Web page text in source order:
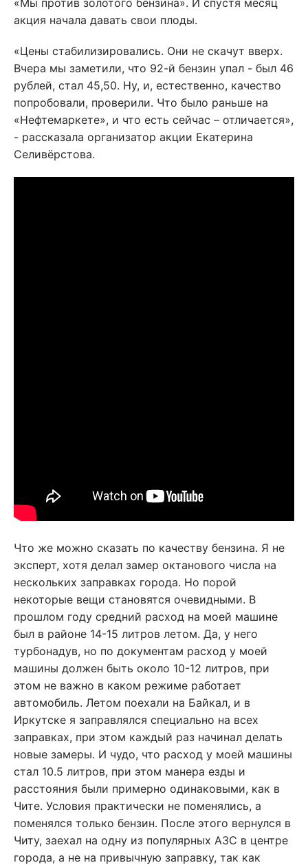
«Мы против золотого бензина». И спустя месяц
акция начала давать свои плоды.
«Цены стабилизировались. Они не скачут вверх.
Вчера мы заметили, что 92-й бензин упал - был 46
рублей, стал 45,50. Ну, и, естественно, качество
попробовали, проверили. Что было раньше на
«Нефтемаркете», и что есть сейчас – отличается»,
- рассказала организатор акции Екатерина
Селивёрстова.
Что же можно сказать по качеству бензина. Я не
эксперт, хотя делал замер октанового числа на
нескольких заправках города. Но порой
некоторые вещи становятся очевидными. В
прошлом году средний расход на моей машине
был в районе 14-15 литров летом. Да, у него
турбонадув, но по документам расход у моей
машины должен быть около 10-12 литров, при
этом не важно в каком режиме работает
автомобиль. Летом поехали на Байкал, и в
Иркутске я заправлялся специально на всех
заправках, при этом каждый раз начинал делать
новые замеры. И чудо, что расход у моей машины
стал 10.5 литров, при этом манера езды и
расстояния были примерно одинаковыми, как в
Чите. Условия практически не поменялись, а
поменялся только бензин. После этого вернулся в
Читу, заехал на одну из популярных АЗС в центре
города, а не на привычную заправку, так как